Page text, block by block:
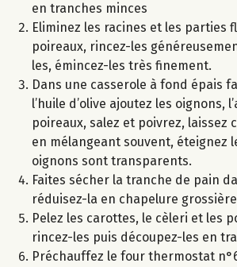
en tranches minces
Eliminez les racines et les parties
poireaux, rincez-les
les, émincez-les très finement.
Dans une casserole à fond épais
l’huile d’olive ajoutez les oignons,
poireaux, salez et poivrez, laissez
en mélangeant souvent, éteignez
oignons sont transparents.
Faites sécher la tranche de pain
réduisez-la en chapelure
Pelez les carottes, le cèleri et les
rincez-les puis découpez-les en
Préchauffez le four thermostat